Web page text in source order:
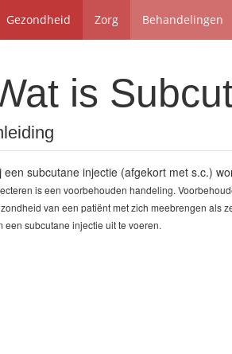
Gezondheid Zorg Behandelingen
is
een subcutane injectie (afgekort met s.c.)
is een voorbehouden handeling.
van een patiënt met zich meebrengen als
een subcutane injectie uit te voeren.